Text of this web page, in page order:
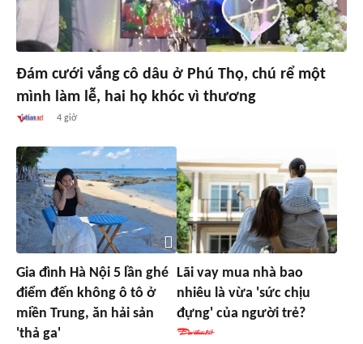
Đám cưới vắng cô dâu ở Phú Thọ, chú rể một
mình làm lễ, hai họ khóc vì thương
4 giờ
Gia đình Hà Nội 5 lần ghé
điểm đến không ô tô ở
miền Trung, ăn hải sản
'thả ga'
Lãi vay mua nhà bao
nhiêu là vừa 'sức chịu
đựng' của người trẻ?